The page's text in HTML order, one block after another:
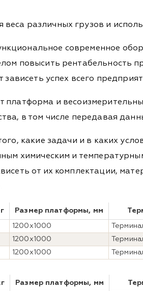
различных грузов и
современное
повысить рентабельность
успех всего
платформа и
в том числе передавая
какие задачи и в каких
химическим и
от их комплектации,
Размер платформы, мм
1200x1000
1200x1000
1200x1000
Размер платформы, мм